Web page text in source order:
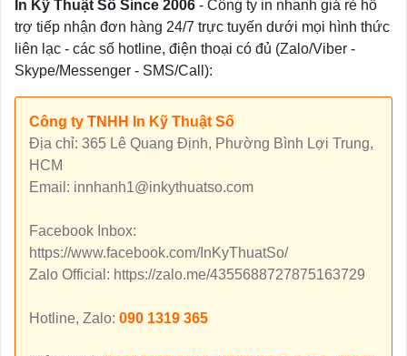
In Kỹ Thuật Số Since 2006 - Công ty in nhanh giá rẻ hỗ
trợ tiếp nhận đơn hàng 24/7 trực tuyến dưới mọi hình thức
liên lạc - các số hotline, điện thoại có đủ (Zalo/Viber -
Skype/Messenger - SMS/Call):
Công ty TNHH In Kỹ Thuật Số
Địa chỉ: 365 Lê Quang Định, Phường Bình Lợi Trung,
HCM
Email: innhanh1@inkythuatso.com
Facebook Inbox:
https://www.facebook.com/InKyThuatSo/
Zalo Official: https://zalo.me/4355688727875163729
Hotline, Zalo: 090 1319 365